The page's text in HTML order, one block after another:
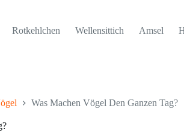
Rotkehlchen Wellensittich Amsel
Was Machen Vögel Den Ganzen Tag?